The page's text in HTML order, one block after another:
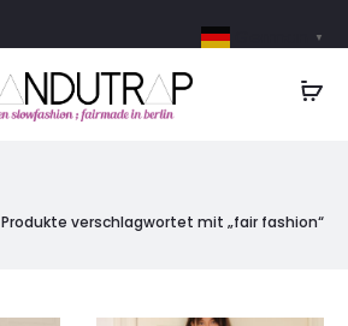
Produkte verschlagwortet mit „fair fashion“
▼